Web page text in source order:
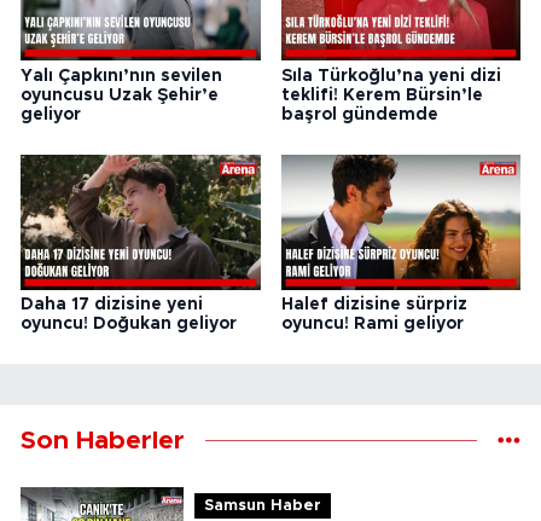
Yalı Çapkını’nın sevilen
oyuncusu Uzak Şehir’e
geliyor
Sıla Türkoğlu’na yeni dizi
teklifi! Kerem Bürsin’le
başrol gündemde
Daha 17 dizisine yeni
oyuncu! Doğukan geliyor
Halef dizisine sürpriz
oyuncu! Rami geliyor
Son Haberler
Samsun Haber